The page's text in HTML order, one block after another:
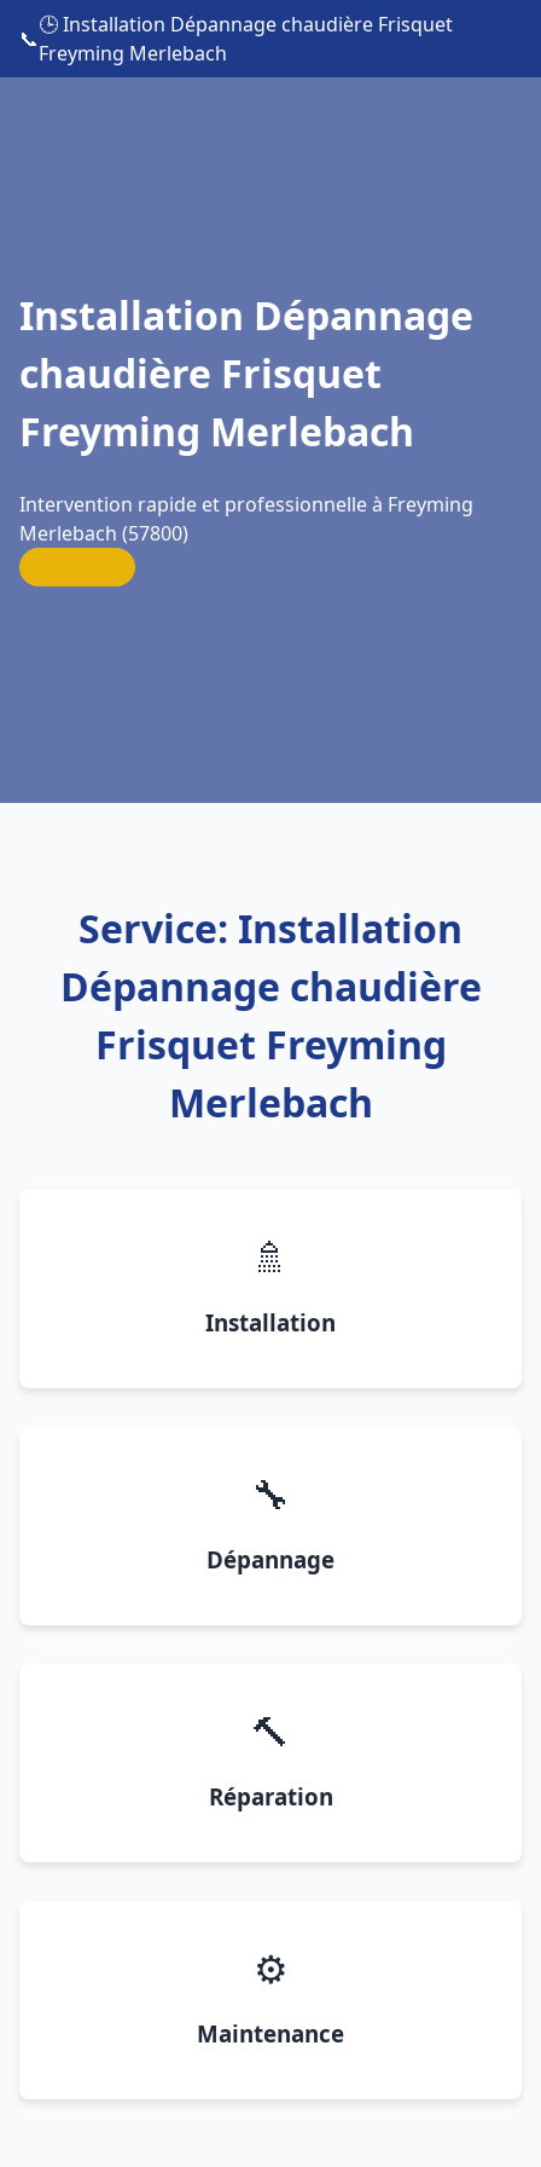
📞
🕒 Installation Dépannage chaudière Frisquet
Freyming Merlebach
Installation Dépannage
chaudière Frisquet
Freyming Merlebach
Intervention rapide et professionnelle à Freyming
Merlebach (57800)
Service: Installation
Dépannage chaudière
Frisquet Freyming
Merlebach
🚿
Installation
🔧
Dépannage
🔨
Réparation
⚙️
Maintenance